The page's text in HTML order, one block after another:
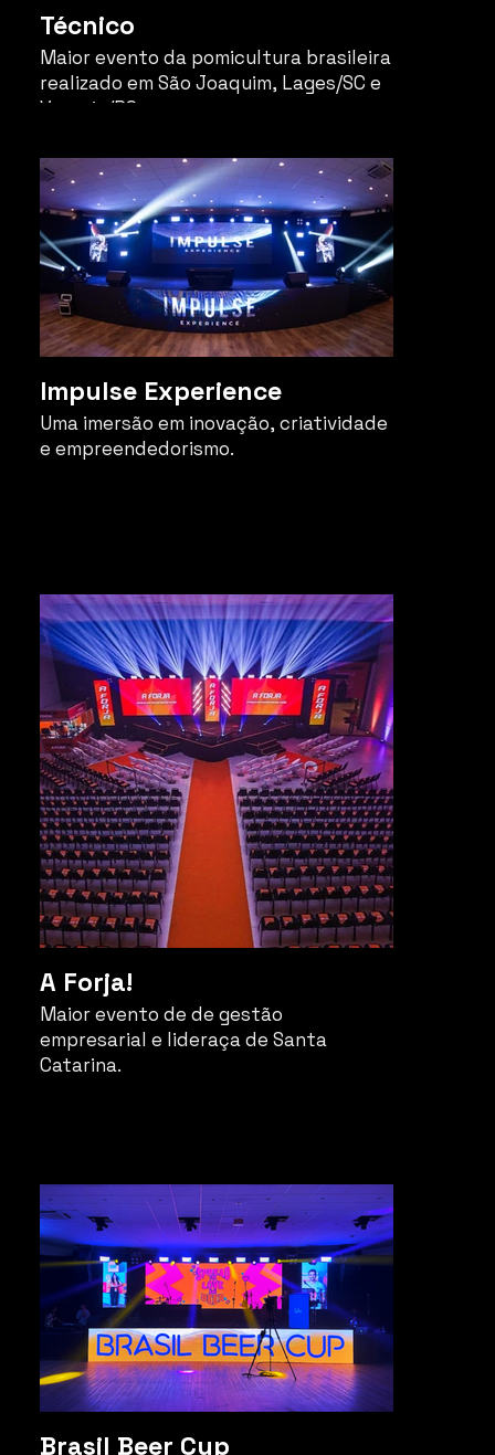
Técnico
Maior evento da pomicultura brasileira
realizado em São Joaquim, Lages/SC e
Vacaria/RS.
pesquisadores e especialistas
brasileiros e estrangeiros, incluindo
representantes da Espanha e Itália. O
propósito central do evento é a troca
de informações, pesquisa e destacar
as inovações tecnológicas aplicadas
na fruticultura, com foco especial na
produção de maçãs.
Impulse Experience
Uma imersão em inovação, criatividade
e empreendedorismo.
A Forja!
Maior evento de de gestão
empresarial e lideraça de Santa
Catarina.
Brasil Beer Cup